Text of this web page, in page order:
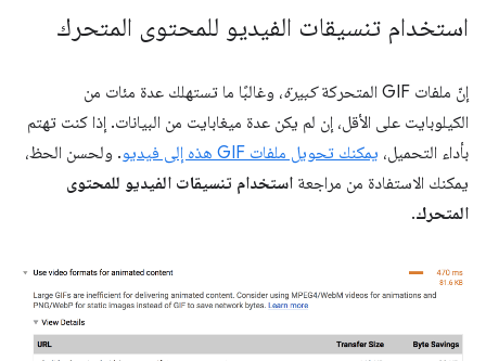
استخدام تنسيقات الفيديو للمحتوى المتحرك
إنّ ملفات GIF المتحركة كبيرة، وغالبًا ما تستهلك عدة مئات من
الكيلوبايت على الأقل، إن لم يكن عدة ميغابايت من البيانات. إذا كنت تهتم
بأداء التحميل، يمكنك تحويل ملفات GIF هذه إلى فيديو
. ولحسن الحظ،
يمكنك الاستفادة من مراجعة استخدام تنسيقات الفيديو للمحتوى
المتحرك.